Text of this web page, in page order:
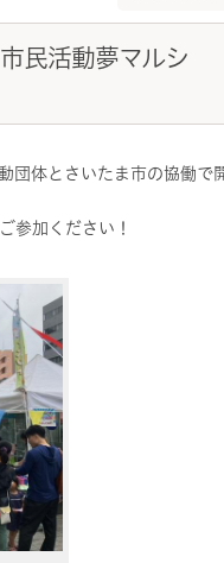
民活動夢マルシ
体とさいたま市の協働で
参加ください！